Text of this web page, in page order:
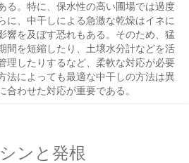
る。特に、保水性の高い圃場では過度
に、中干しによる急激な乾燥はイネに
響を及ぼす恐れもある。そのため、猛
間を短縮したり、土壌水分計などを活
理したりするなど、柔軟な対応が必要
法によっても最適な中干しの方法は異
わせた対応が重要である。
ンと発根